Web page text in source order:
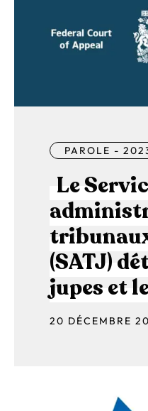
PAROLE -
Le
(SATJ)
jupes et
20 DÉCEMBRE